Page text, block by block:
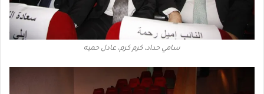
سامي حداد، كرم كرم، عادل حميه